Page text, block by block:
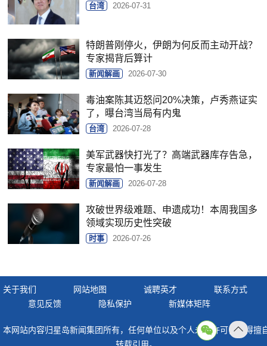
台湾 2026-07-31
特朗普刚停火，伊朗为何反而主动开战？
专家揭背后算计
新闻解画 2026-07-30
毒油案陈其迈怒问20%决策，卢秀燕证实
了，曝台湾当局有内鬼
台湾 2026-07-28
美军武器快打光了？高端武器库存告急，
专家最怕一事发生
新闻解画 2026-07-28
攻破世界级难题、申遗成功！本周我国多
领域实现历史性突破
时事 2026-07-26
关于我们 网站地图 诚聘英才
联系方式
意见反馈
隐私保护 新媒体矩阵
本网站内容归星岛新闻集团所有，任何单位以及个人未经许可，不得擅